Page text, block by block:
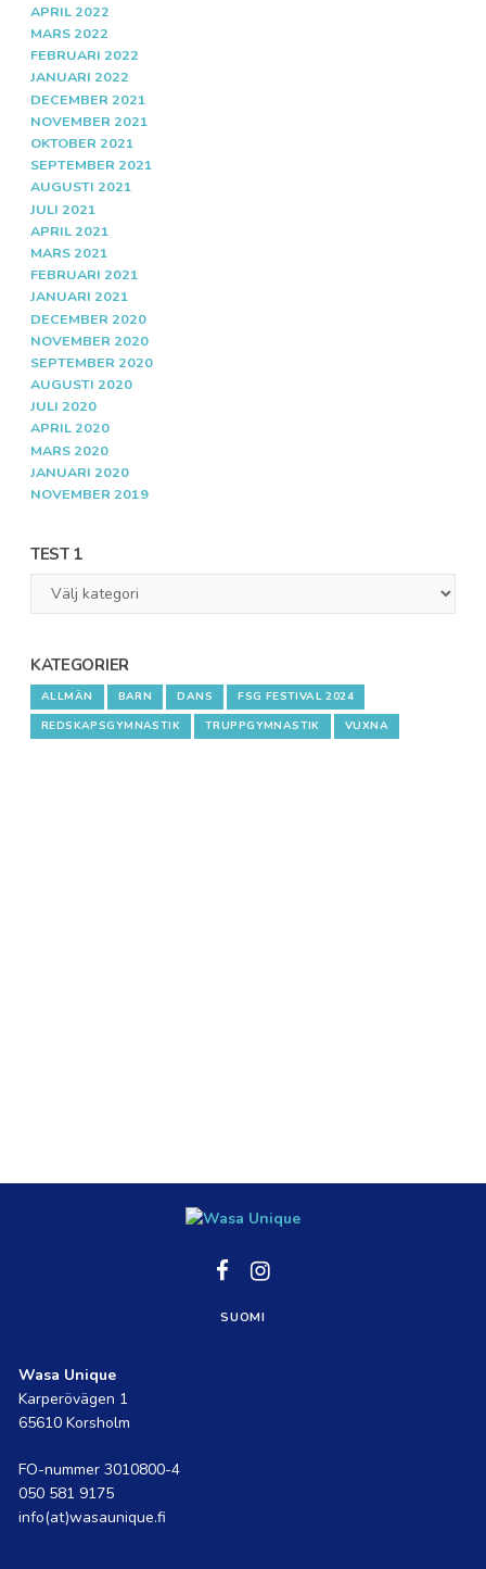
APRIL 2022
MARS 2022
FEBRUARI 2022
JANUARI 2022
DECEMBER 2021
NOVEMBER 2021
OKTOBER 2021
SEPTEMBER 2021
AUGUSTI 2021
JULI 2021
APRIL 2021
MARS 2021
FEBRUARI 2021
JANUARI 2021
DECEMBER 2020
NOVEMBER 2020
SEPTEMBER 2020
AUGUSTI 2020
JULI 2020
APRIL 2020
MARS 2020
JANUARI 2020
NOVEMBER 2019
TEST 1
KATEGORIER
ALLMÄN BARN DANS
FSG FESTIVAL 2024
REDSKAPSGYMNASTIK
TRUPPGYMNASTIK VUXNA
Social
link
Social
SUOMI
Wasa Unique
Karperövägen 1
65610 Korsholm
FO-nummer 3010800-4
050 581 9175
info(at)wasaunique.fi